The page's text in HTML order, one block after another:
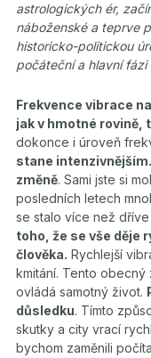
astrologických ér,
náboženské a teprve
historicko-politickou
počáteční a hlavní fázi
Frekvence vibrace
jak v hmotné rovině,
dokonce i úroveň
stane
změně. Sami jste si
posledních letech
se stalo více než
toho, že se vše děje
člověka. Rychlejší
kmitání. Tento
ovládá samotný život.
důsledku. Tímto
skutky a city vrací
bychom zaměnili